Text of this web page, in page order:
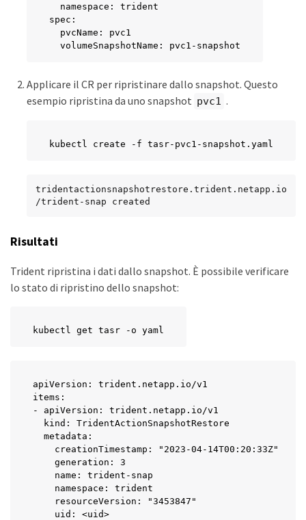
  namespace: trident
spec:
  pvcName: pvc1
  volumeSnapshotName: pvc1-snapshot
Applicare il CR per ripristinare dallo snapshot. Questo
esempio ripristina da uno snapshot pvc1 .
kubectl create -f tasr-pvc1-snapshot.yaml
tridentactionsnapshotrestore.trident.netapp.io
/trident-snap created
Risultati
Trident ripristina i dati dallo snapshot. È possibile verificare
lo stato di ripristino dello snapshot:
kubectl get tasr -o yaml
apiVersion: trident.netapp.io/v1
items:
- apiVersion: trident.netapp.io/v1
  kind: TridentActionSnapshotRestore
  metadata:
    creationTimestamp: "2023-04-14T00:20:33Z"
    generation: 3
    name: trident-snap
    namespace: trident
    resourceVersion: "3453847"
    uid: <uid>